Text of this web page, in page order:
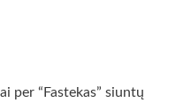
per “Fastekas” siuntų